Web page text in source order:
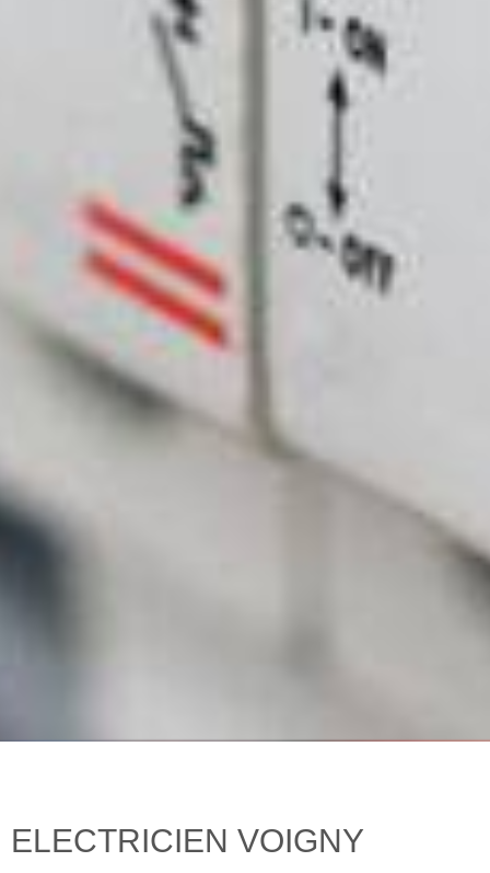
ELECTRICIEN VOIGNY